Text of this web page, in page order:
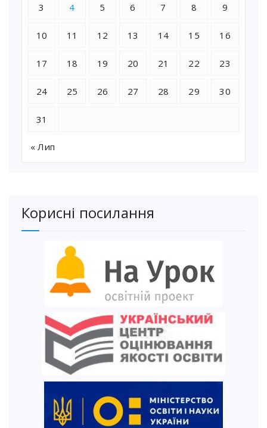
3 4 5 6 7 8 9
10 11 12 13 14 15 16
17 18 19 20 21 22 23
24 25 26 27 28 29 30
31
« Лип
Корисні посилання